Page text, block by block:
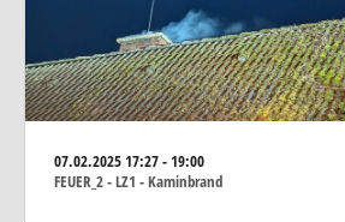
07.02.202517:27 - 19:00
FEUER_2 - LZ1 - Kaminbrand